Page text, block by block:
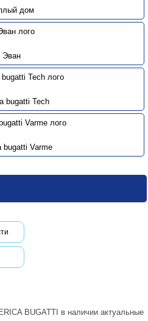
дом
Эван
bugatti Tech
bugatti Varme
BUGATTI в наличии актуальные